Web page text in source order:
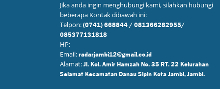
Jika anda ingin menghubungi kami, silahkan hubungi
beberapa Kontak dibawah ini:
Telpon: (0741) 668844 / 081366282955/
085377131818
HP:
Email: radarjambi12@gmail.co.id
Alamat: Jl. Kol. Amir Hamzah No. 35 RT. 22 Kelurahan
Selamat Kecamatan Danau Sipin Kota Jambi, Jambi.